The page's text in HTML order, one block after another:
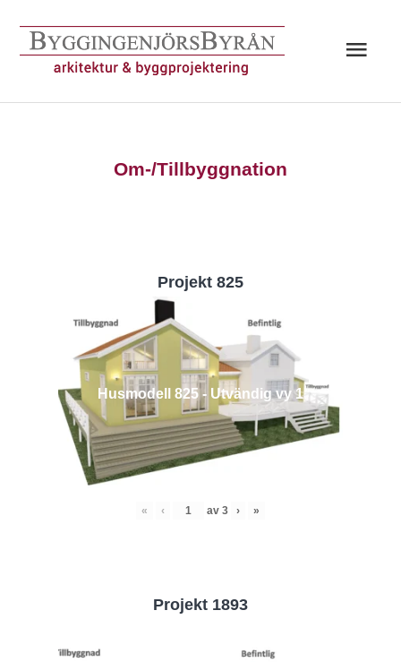
innehåll
Om-/Tillbyggnation
Projekt 825
Husmodell 825 - Utvändig vy 1
« ‹ av 3 › »
Projekt 1893